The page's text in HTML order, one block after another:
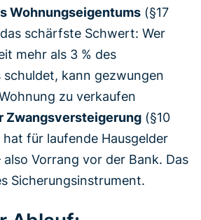
Wohnungseigentums (§17
schärfste Schwert: Wer
mehr als 3 % des
kann gezwungen
zu verkaufen
Zwangsversteigerung (§10
hat für laufende Hausgelder
also Vorrang vor der Bank. Das
Sicherungsinstrument.